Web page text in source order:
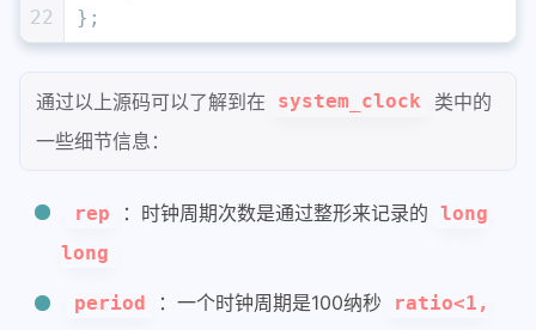
22
};
通过以上源码可以了解到在 system_clock
类中的
一些细节信息：
rep ：时钟周期次数是通过整形来记录的 long
long
period ：一个时钟周期是100纳秒
ratio<1,